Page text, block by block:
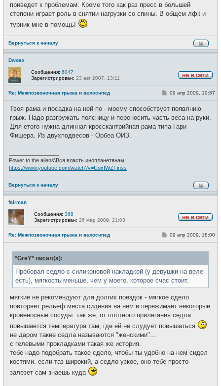
приведет к проблемам. Кроме того как раз пресс в большей
степени играет роль в снятии нагрузки со спины. В общем лфк и
турник мне в помощь!
Вернуться к началу
Dwoex
е
в
с
Сообщения: 6047
Зарегистрирован: 23 авг 2007, 13:11
Re: Межпозвоночная грыжа и велосипед
С
б
н
09 апр 2009, 10:57
Твоя рама и посадка на ней по - моему способствует появлнию
грыж. Надо разгружать поясницу и переносить часть веса на руки.
Для етого нужна длинная кросскантрийная рама типа Гари
Фишера. Из двухподвесов - Орбеа ОИЗ.
Power to the aliens\Вся власть инопланетянам!
https://www.youtube.com/watch?v=UoxIWZFinss
Вернуться к началу
fairman
е
в
с
Сообщения: 368
Зарегистрирован: 26 мар 2009, 21:03
Re: Межпозвоночная грыжа и велосипед
С
б
е
н
е
09 апр 2009, 18:00
*GreY* писал(а):
Пробовал седло с силиконовой накладкой (у девушки на веле
есть), мягкость меньше, чем у моего, которое счас стоит.
мягкие не рекомендуют для долгих поездок - мягкое сдело
повторяет рельеф места сидения на нем и пережимает некоторые
кровеносные сосуды. так же, от плотного прилегания седла
повышается температура там, где ей не слудует повышаться
не даром такие седла называются "женскими"...
с гелевыми прокладками такая же история.
тебе надо подобрать такое сдело, чтобы ты удобно на нем сидел
костями. если таз широкий, а седло узкое, оно тебе просто
залезет сам знаешь куда